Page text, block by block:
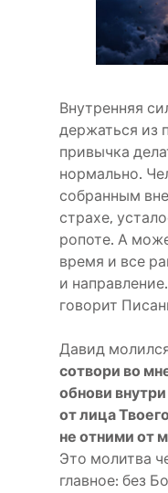
Внутренняя
держаться из
привычка
нормально.
собранным
страхе,
ропоте. А
время и все
и
говорит
Давид
сотвори во
обнови
от лица
не отними от
Это молитва
главное: без